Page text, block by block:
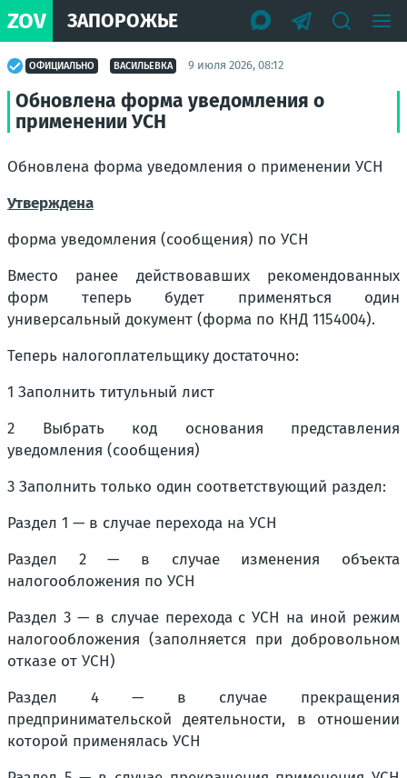
ZOV ЗАПОРОЖЬЕ
ОФИЦИАЛЬНО ВАСИЛЬЕВКА 9 июля 2026, 08:12
Обновлена форма уведомления о
применении УСН
Обновлена форма уведомления о применении УСН
Утверждена
форма уведомления (сообщения) по УСН
Вместо ранее действовавших рекомендованных
форм теперь будет применяться один
универсальный документ (форма по КНД 1154004).
Теперь налогоплательщику достаточно:
1 Заполнить титульный лист
2 Выбрать код основания представления
уведомления (сообщения)
3 Заполнить только один соответствующий раздел:
Раздел 1 — в случае перехода на УСН
Раздел 2 — в случае изменения объекта
налогообложения по УСН
Раздел 3 — в случае перехода с УСН на иной режим
налогообложения (заполняется при добровольном
отказе от УСН)
Раздел 4 — в случае прекращения
предпринимательской деятельности, в отношении
которой применялась УСН